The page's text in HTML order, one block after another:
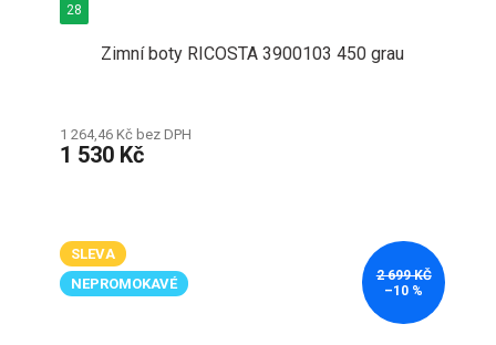
Zimní boty RICOSTA 3900103 450 grau
1 264,46 Kč bez DPH
1 530 Kč
28
SLEVA
NEPROMOKAVÉ
2 699 KČ
–10 %